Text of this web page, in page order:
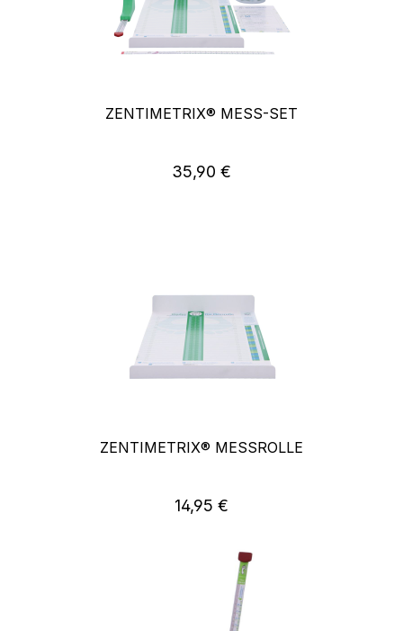
ZENTIMETRIX® MESS-SET
Regulärer Preis:
35,90 €
ZENTIMETRIX® MESSROLLE
Regulärer Preis:
14,95 €